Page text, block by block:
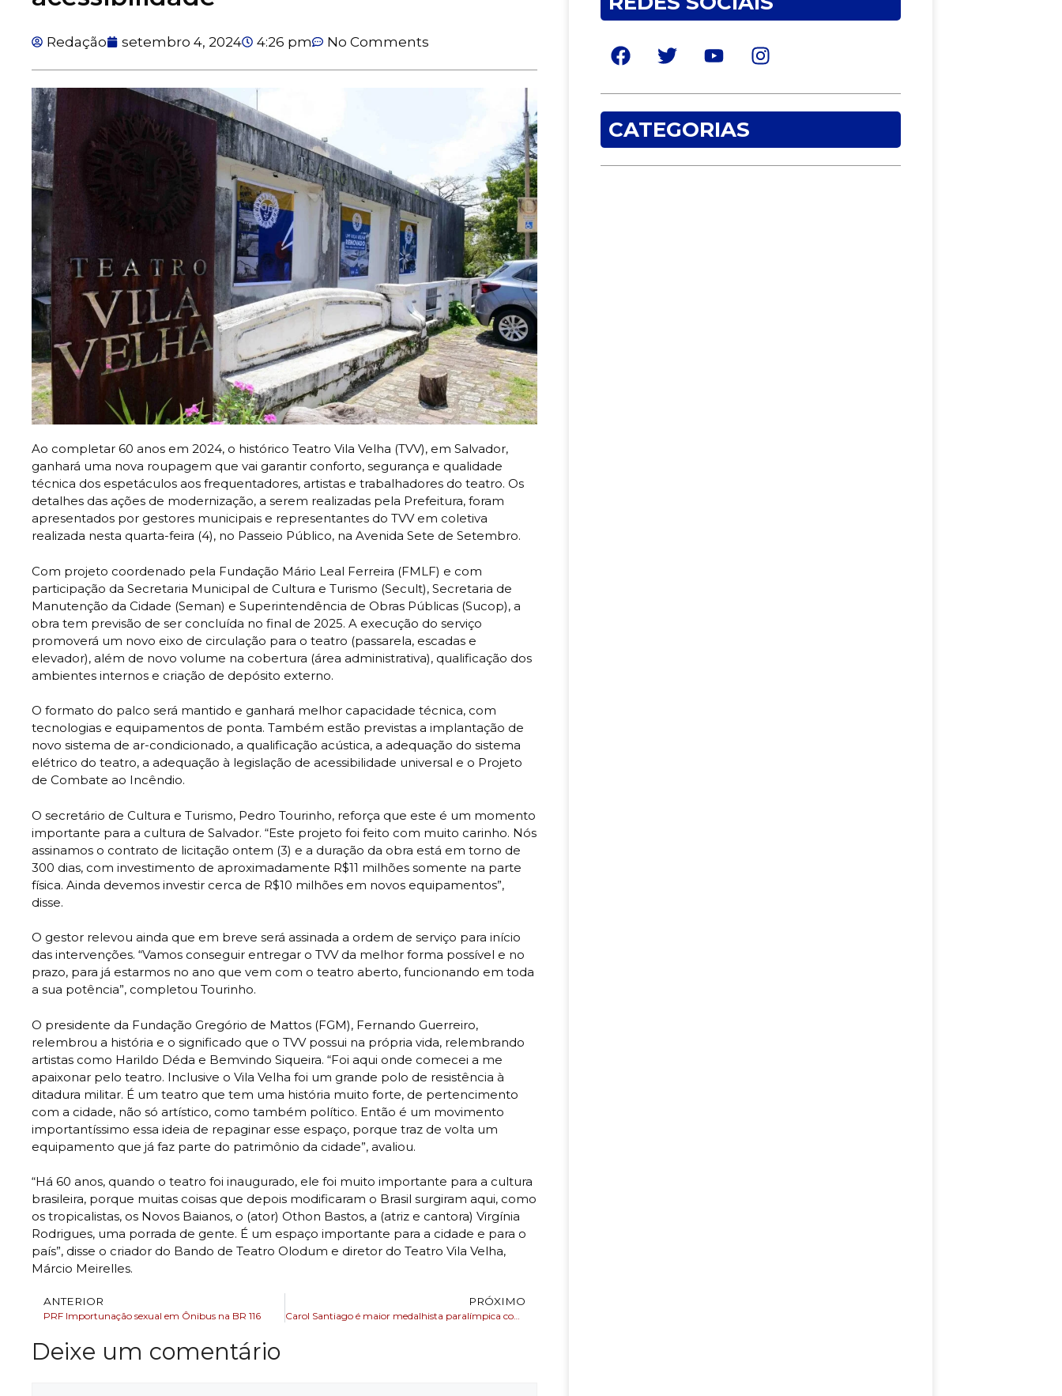
Redação setembro 4, 2024 4:26 pm No Comments
Ao completar 60 anos em 2024, o histórico Teatro Vila Velha (TVV), em Salvador,
ganhará uma nova roupagem que vai garantir conforto, segurança e qualidade
técnica dos espetáculos aos frequentadores, artistas e trabalhadores do teatro. Os
detalhes das ações de modernização, a serem realizadas pela Prefeitura, foram
apresentados por gestores municipais e representantes do TVV em coletiva
realizada nesta quarta-feira (4), no Passeio Público, na Avenida Sete de Setembro.
Com projeto coordenado pela Fundação Mário Leal Ferreira (FMLF) e com
participação da Secretaria Municipal de Cultura e Turismo (Secult), Secretaria de
Manutenção da Cidade (Seman) e Superintendência de Obras Públicas (Sucop), a
obra tem previsão de ser concluída no final de 2025. A execução do serviço
promoverá um novo eixo de circulação para o teatro (passarela, escadas e
elevador), além de novo volume na cobertura (área administrativa), qualificação dos
ambientes internos e criação de depósito externo.
O formato do palco será mantido e ganhará melhor capacidade técnica, com
tecnologias e equipamentos de ponta. Também estão previstas a implantação de
novo sistema de ar-condicionado, a qualificação acústica, a adequação do sistema
elétrico do teatro, a adequação à legislação de acessibilidade universal e o Projeto
de Combate ao Incêndio.
O secretário de Cultura e Turismo, Pedro Tourinho, reforça que este é um momento
importante para a cultura de Salvador. “Este projeto foi feito com muito carinho. Nós
assinamos o contrato de licitação ontem (3) e a duração da obra está em torno de
300 dias, com investimento de aproximadamente R$11 milhões somente na parte
física. Ainda devemos investir cerca de R$10 milhões em novos equipamentos”,
disse.
O gestor relevou ainda que em breve será assinada a ordem de serviço para início
das intervenções. “Vamos conseguir entregar o TVV da melhor forma possível e no
prazo, para já estarmos no ano que vem com o teatro aberto, funcionando em toda
a sua potência”, completou Tourinho.
O presidente da Fundação Gregório de Mattos (FGM), Fernando Guerreiro,
relembrou a história e o significado que o TVV possui na própria vida, relembrando
artistas como Harildo Déda e Bemvindo Siqueira. “Foi aqui onde comecei a me
apaixonar pelo teatro. Inclusive o Vila Velha foi um grande polo de resistência à
ditadura militar. É um teatro que tem uma história muito forte, de pertencimento
com a cidade, não só artístico, como também político. Então é um movimento
importantíssimo essa ideia de repaginar esse espaço, porque traz de volta um
equipamento que já faz parte do patrimônio da cidade”, avaliou.
“Há 60 anos, quando o teatro foi inaugurado, ele foi muito importante para a cultura
brasileira, porque muitas coisas que depois modificaram o Brasil surgiram aqui, como
os tropicalistas, os Novos Baianos, o (ator) Othon Bastos, a (atriz e cantora) Virgínia
Rodrigues, uma porrada de gente. É um espaço importante para a cidade e para o
país”, disse o criador do Bando de Teatro Olodum e diretor do Teatro Vila Velha,
Márcio Meirelles.
ANTERIOR
PRF Importunação sexual em Ônibus na BR 116
PRÓXIMO
Carol Santiago é maior medalhista paralímpica conquistou 6 ouro
Deixe um comentário
CATEGORIAS